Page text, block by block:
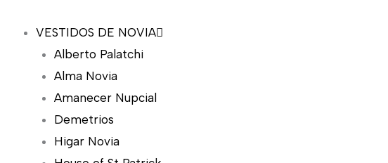
VESTIDOS DE NOVIA
Alberto Palatchi
Alma Novia
Amanecer Nupcial
Demetrios
Higar Novia